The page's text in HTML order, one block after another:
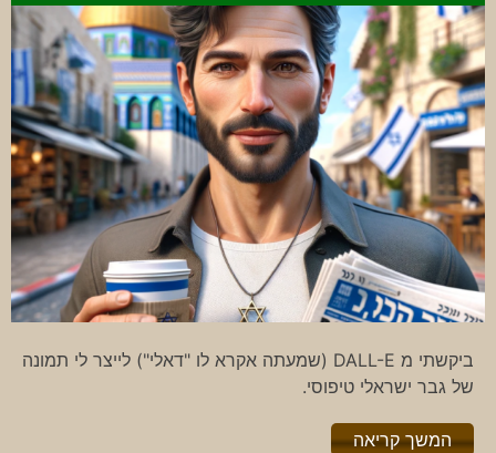
ביקשתי מ DALL-E (שמעתה אקרא לו "דאלי") לייצר לי תמונה
של גבר ישראלי טיפוסי.
המשך קריאה"%s"